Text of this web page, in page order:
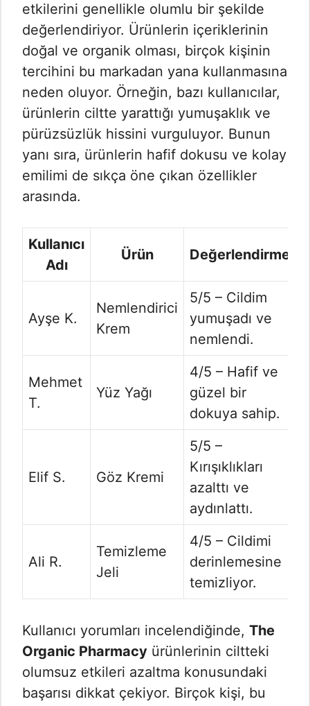
etkilerini genellikle olumlu bir şekilde
değerlendiriyor. Ürünlerin içeriklerinin
doğal ve organik olması, birçok kişinin
tercihini bu markadan yana kullanmasına
neden oluyor. Örneğin, bazı kullanıcılar,
ürünlerin ciltte yarattığı yumuşaklık ve
pürüzsüzlük hissini vurguluyor. Bunun
yanı sıra, ürünlerin hafif dokusu ve kolay
emilimi de sıkça öne çıkan özellikler
arasında.
Kullanıcı
Adı
Ürün Değerlendirme
Ayşe K.
Nemlendirici
Krem
5/5 – Cildim
yumuşadı ve
nemlendi.
Mehmet
T.
Yüz Yağı
4/5 – Hafif ve
güzel bir
dokuya sahip.
Elif S. Göz Kremi
5/5 –
Kırışıklıkları
azalttı ve
aydınlattı.
Ali R.
Temizleme
Jeli
4/5 – Cildimi
derinlemesine
temizliyor.
Kullanıcı yorumları incelendiğinde, The
Organic Pharmacy ürünlerinin ciltteki
olumsuz etkileri azaltma konusundaki
başarısı dikkat çekiyor. Birçok kişi, bu